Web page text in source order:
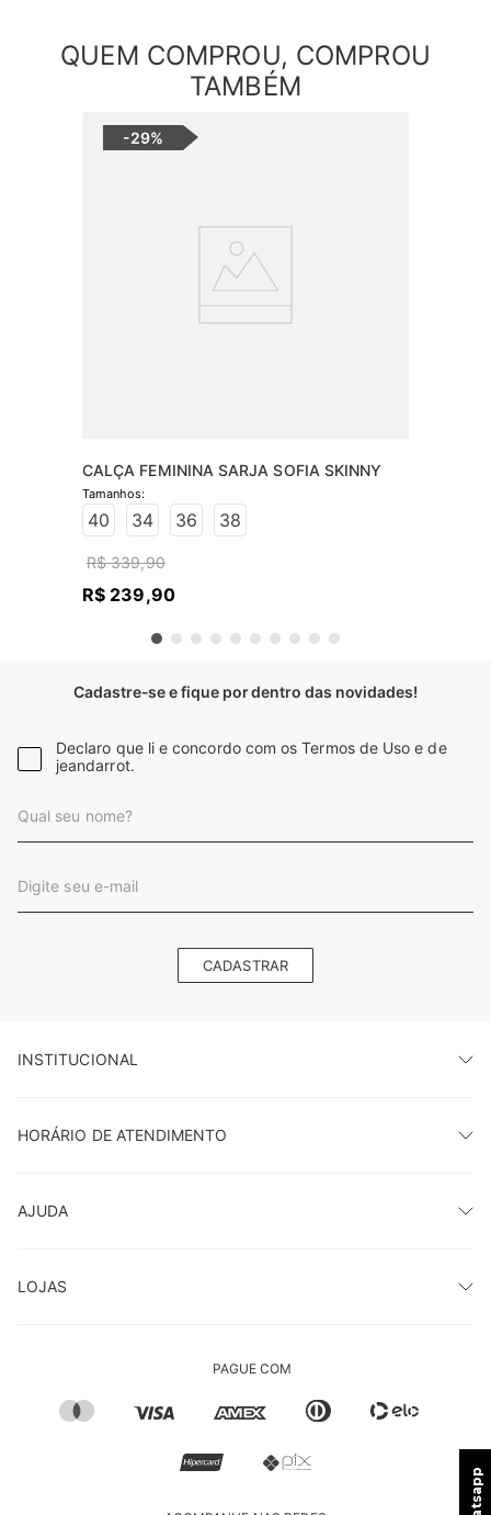
QUEM COMPROU, COMPROU
TAMBÉM
-29%
CALÇA FEMININA SARJA SOFIA SKINNY
40 34 36 38
R$ 339,90
R$ 239,90
Cadastre-se e fique por dentro das novidades!
Declaro que li e concordo com os Termos de Uso e de
jeandarrot.
CADASTRAR
INSTITUCIONAL
HORÁRIO DE ATENDIMENTO
AJUDA
LOJAS
PAGUE COM